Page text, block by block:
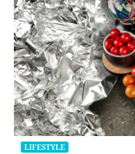
LIFESTYLE